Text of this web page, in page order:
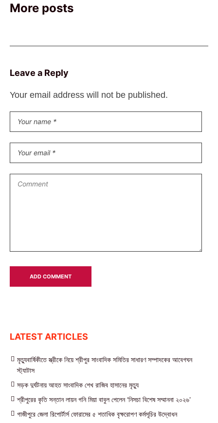
More posts
Leave a Reply
Your email address will not be published.
LATEST ARTICLES
মৃত্যুবার্ষিকীতে স্ত্রীকে নিয়ে শ্রীপুর সাংবাদিক সমিতির সাধারণ সম্পাদকের আবেগঘন
স্ট্যাটাস
সড়ক দুর্ঘটনায় আহত সাংবাদিক শেখ রাজিব হাসানের মৃত্যু
শ্রীপুরের কৃতি সন্তান লায়ন গনি মিয়া বাবুল পেলেন ‘নিসচা বিশেষ সম্মাননা ২০২৬’
গাজীপুরে জেলা রিপোর্টার্স ফোরামের ৫ শতাধিক বৃক্ষরোপণ কর্মসূচির উদ্বোধন